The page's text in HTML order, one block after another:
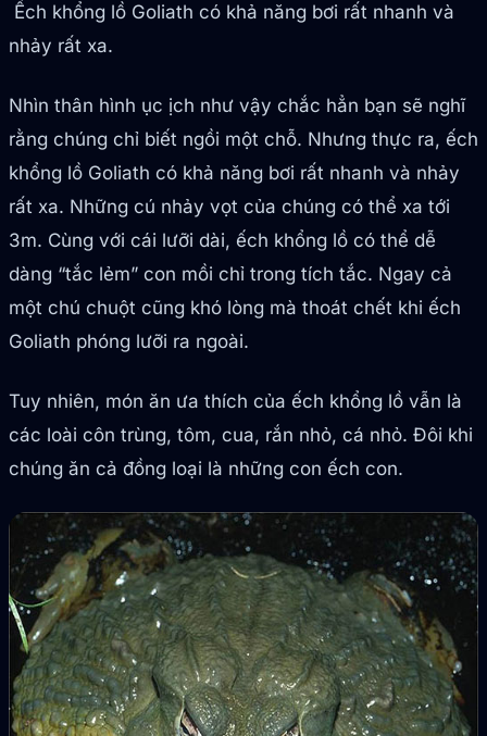
Ếch khổng lồ Goliath có khả năng bơi rất nhanh và
nhảy rất xa.
Nhìn thân hình ục ịch như vậy chắc hẳn bạn sẽ nghĩ
rằng chúng chỉ biết ngồi một chỗ. Nhưng thực ra, ếch
khổng lồ Goliath có khả năng bơi rất nhanh và nhảy
rất xa. Những cú nhảy vọt của chúng có thể xa tới
3m. Cùng với cái lưỡi dài, ếch khổng lồ có thể dễ
dàng “tắc lẻm” con mồi chỉ trong tích tắc. Ngay cả
một chú chuột cũng khó lòng mà thoát chết khi ếch
Goliath phóng lưỡi ra ngoài.
Tuy nhiên, món ăn ưa thích của ếch khổng lồ vẫn là
các loài côn trùng, tôm, cua, rắn nhỏ, cá nhỏ. Đôi khi
chúng ăn cả đồng loại là những con ếch con.